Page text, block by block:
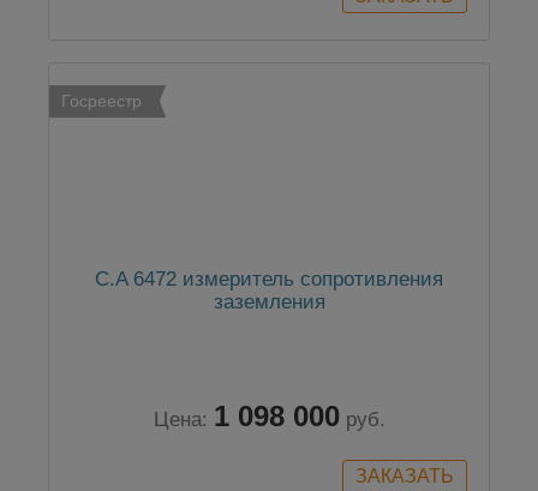
Госреестр
C.A 6472 измеритель сопротивления
заземления
Цена: 1 098 000 руб.